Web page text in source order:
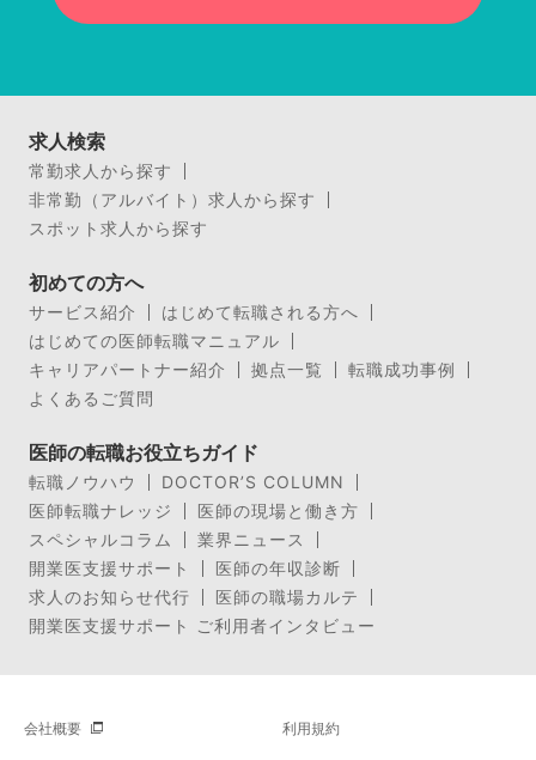
求人検索
常勤求人から探す
非常勤（アルバイト）求人から探す
スポット求人から探す
初めての方へ
サービス紹介
はじめて転職される方へ
はじめての医師転職マニュアル
キャリアパートナー紹介
拠点一覧
転職成功事例
よくあるご質問
医師の転職お役立ちガイド
転職ノウハウ
DOCTOR’S COLUMN
医師転職ナレッジ
医師の現場と働き方
スペシャルコラム
業界ニュース
開業医支援サポート
医師の年収診断
求人のお知らせ代行
医師の職場カルテ
開業医支援サポート ご利用者インタビュー
会社概要 利用規約